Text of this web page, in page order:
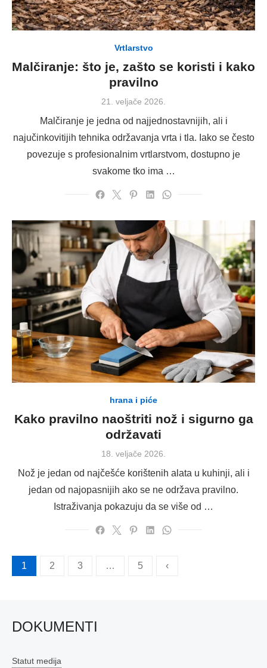
Vrtlarstvo
Malčiranje: što je, zašto se koristi i kako
pravilno
Posted
21. veljače 2026.
Malčiranje je jedna od najjednostavnijih, ali i
najučinkovitijih tehnika održavanja vrta i tla. Iako se često
povezuje s profesionalnim vrtlarstvom, dostupno je
svakome tko ima …
hrana i piće
Kako pravilno naoštriti nož i sigurno ga
održavati
Posted
18. veljače 2026.
Nož je jedan od najčešće korištenih alata u kuhinji, ali i
jedan od najopasnijih ako se ne održava pravilno.
Istraživanja pokazuju da se više od …
Brojevi
1 2 3 … 5 ‹
DOKUMENTI
Statut medija